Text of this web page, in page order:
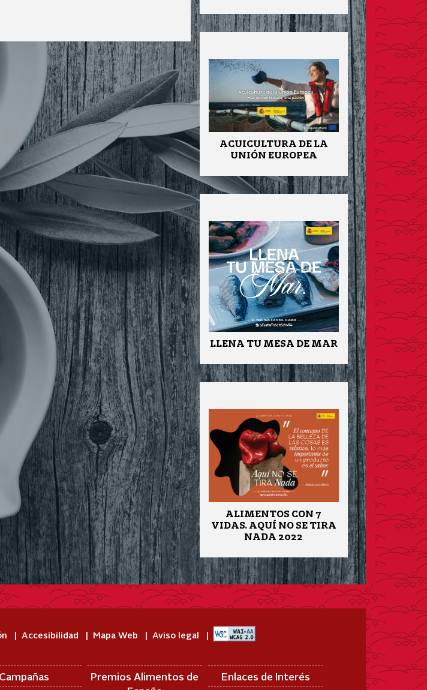
ACUICULTURA DE LA
UNIÓN EUROPEA
LLENA TU MESA DE MAR
ALIMENTOS CON 7
VIDAS. AQUÍ NO SE TIRA
NADA 2022
Accesibilidad Mapa Web Aviso legal
Campañas
Premios Alimentos de
Enlaces de Interés